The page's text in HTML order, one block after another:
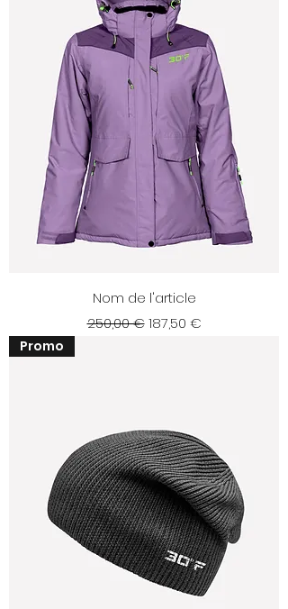
Nom de l'article
Prix original
250,00 € Prix promotionnel
187,50 €
Promo